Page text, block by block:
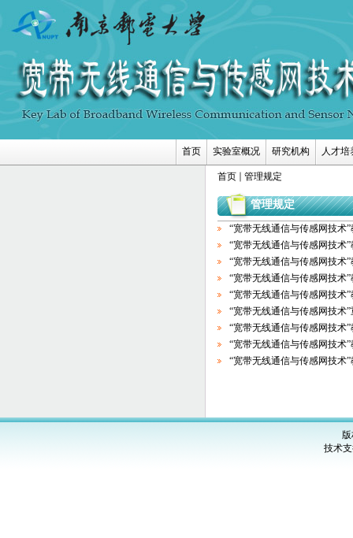
首页 实验室概况 研究机构 人才培
首页 管理规定
管理规定
“宽带无线通信与传感网技术
“宽带无线通信与传感网技术
“宽带无线通信与传感网技术
“宽带无线通信与传感网技术
“宽带无线通信与传感网技术
“宽带无线通信与传感网技术
“宽带无线通信与传感网技术
“宽带无线通信与传感网技术
“宽带无线通信与传感网技术
技术